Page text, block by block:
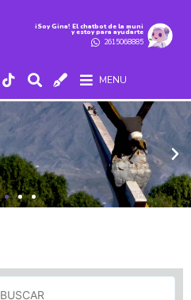
iSoy Gina! El chatbot de la muni
y estoy para ayudarte
2615068885
MENU